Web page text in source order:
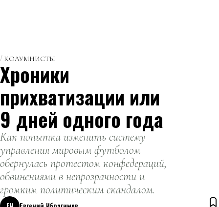
КОЛУМНИСТЫ
Хроники
прихватизации или
9 дней одного года
Как попытка изменить систему
управления мировым футболом
обернулась протестом конфедераций,
обвинениями в непрозрачности и
громким политическим скандалом.